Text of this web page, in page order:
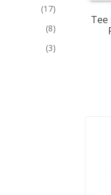
(17)
(8)
(3)